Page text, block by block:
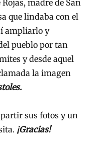
madre de San
que lindaba con el
ampliarlo y
pueblo por tan
y desde aquel
la imagen
sus fotos y un
¡Gracias!